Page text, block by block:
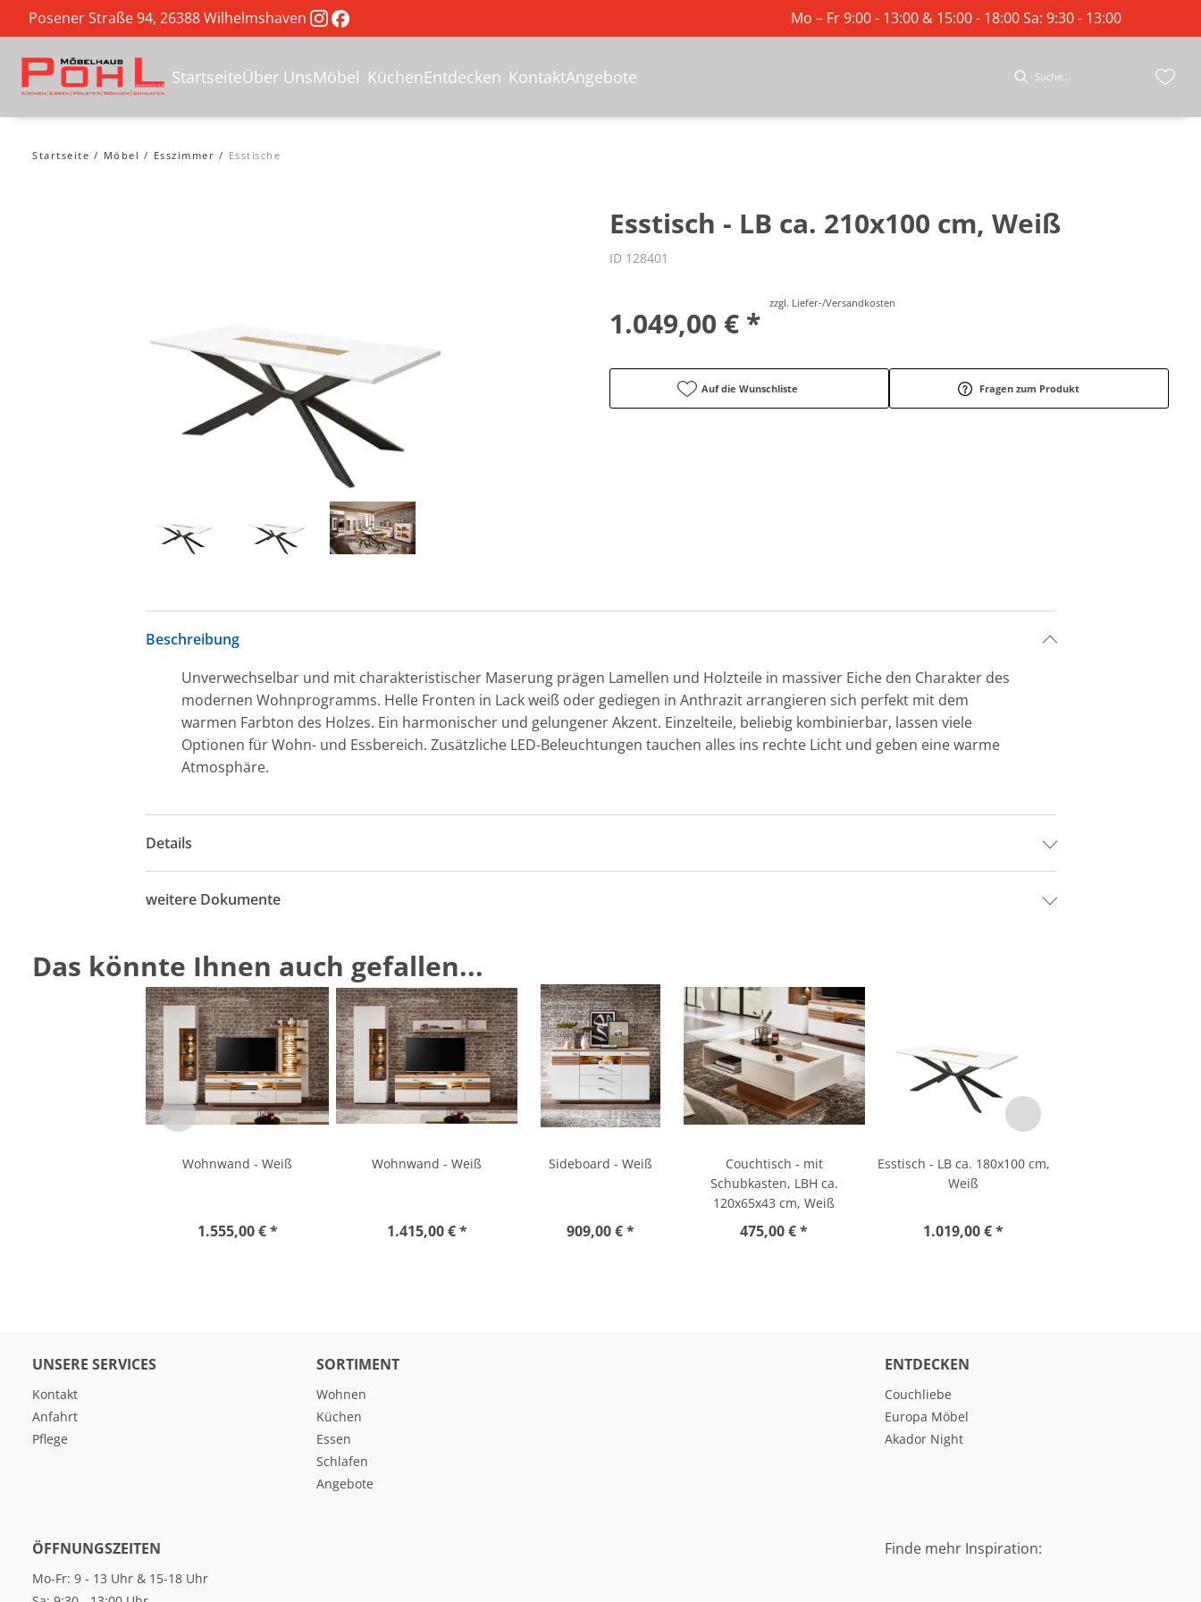
Posener Straße 94, 26388 Wilhelmshaven Mo – Fr 9:00 - 13:00 & 15:00 - 18:00 Sa: 9:30 - 13:00
StartseiteÜber UnsMöbel KüchenEntdecken KontaktAngebote
Startseite Möbel Esszimmer Esstische
Esstisch - LB ca. 210x100 cm, Weiß
ID 128401
1.049,00 € *
zzgl. Liefer-/Versandkosten
Auf die Wunschliste Fragen zum Produkt
Beschreibung
Unverwechselbar und mit charakteristischer Maserung prägen Lamellen und Holzteile in massiver Eiche den Charakter des
modernen Wohnprogramms. Helle Fronten in Lack weiß oder gediegen in Anthrazit arrangieren sich perfekt mit dem
warmen Farbton des Holzes. Ein harmonischer und gelungener Akzent. Einzelteile, beliebig kombinierbar, lassen viele
Optionen für Wohn- und Essbereich. Zusätzliche LED-Beleuchtungen tauchen alles ins rechte Licht und geben eine warme
Atmosphäre.
Details
weitere Dokumente
Das könnte Ihnen auch gefallen...
Wohnwand - Weiß
1.555,00 € *
Wohnwand - Weiß
1.415,00 € *
Sideboard - Weiß
909,00 € *
Couchtisch - mit
Schubkasten, LBH ca.
120x65x43 cm, Weiß
475,00 € *
Esstisch - LB ca. 180x100 cm,
Weiß
1.019,00 € *
UNSERE SERVICES
Kontakt
Anfahrt
Pflege
SORTIMENT
Wohnen
Küchen
Essen
Schlafen
Angebote
ENTDECKEN
Couchliebe
Europa Möbel
Akador Night
ÖFFNUNGSZEITEN
Mo-Fr: 9 - 13 Uhr & 15-18 Uhr
Finde mehr Inspiration: